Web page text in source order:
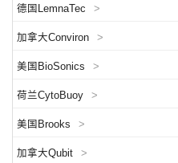
德国LemnaTec >
加拿大Conviron >
美国BioSonics >
荷兰CytoBuoy >
美国Brooks >
加拿大Qubit >